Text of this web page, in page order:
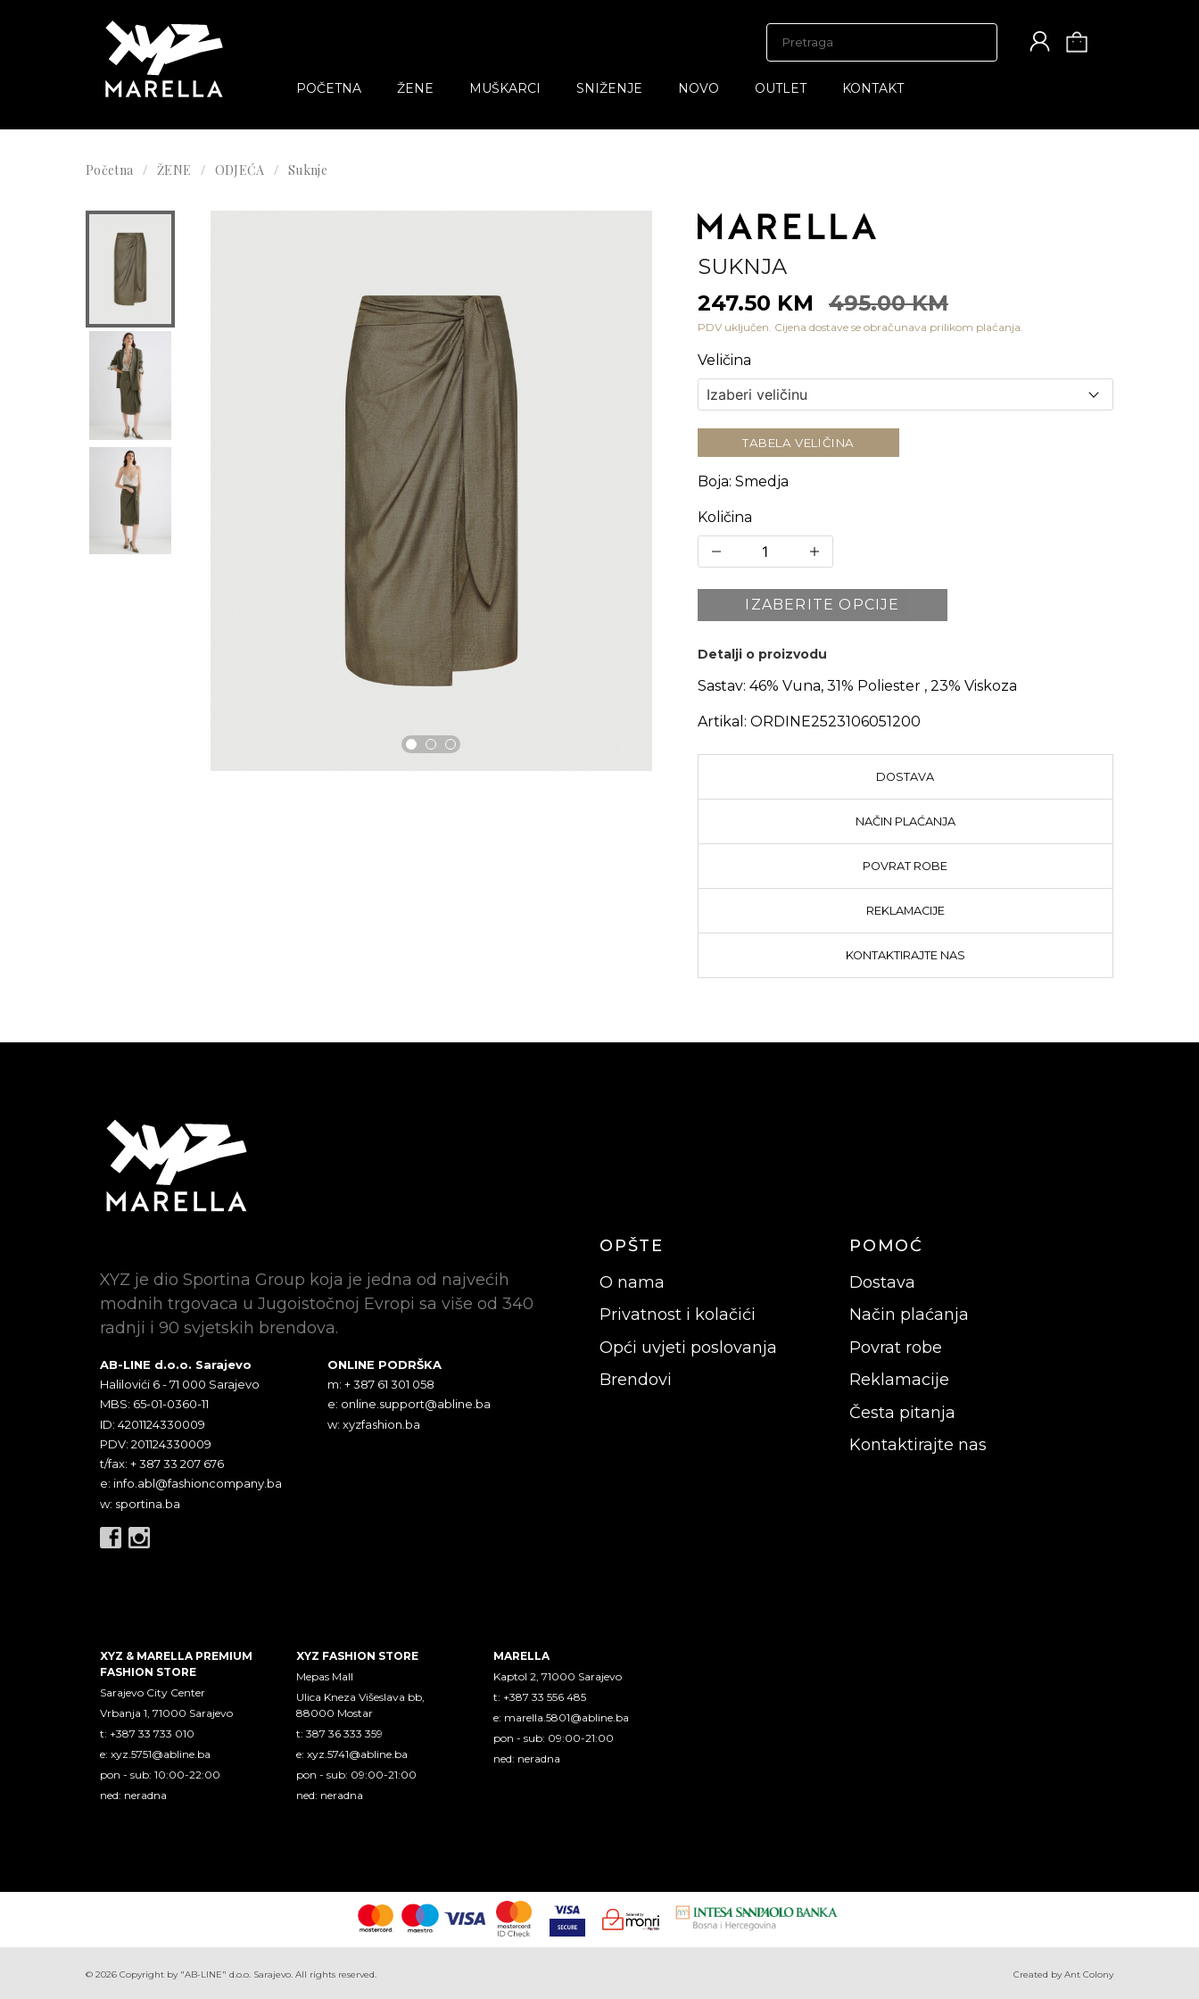
POČETNA ŽENE MUŠKARCI SNIŽENJE NOVO OUTLET KONTAKT
Početna ŽENE ODJEĆA Suknje
SUKNJA
247.50 KM
495.00 KM
PDV uključen. Cijena dostave se obračunava prilikom plaćanja.
Veličina
TABELA VELIČINA
Boja: Smedja
Količina
IZABERITE OPCIJE
Detalji o proizvodu
Sastav: 46% Vuna, 31% Poliester , 23% Viskoza
Artikal: ORDINE2523106051200
DOSTAVA
NAČIN PLAĆANJA
POVRAT ROBE
REKLAMACIJE
KONTAKTIRAJTE NAS
XYZ je dio Sportina Group koja je jedna od najvećih
modnih trgovaca u Jugoistočnoj Evropi sa više od 340
radnji i 90 svjetskih brendova.
AB-LINE d.o.o. Sarajevo
Halilovići 6 - 71 000 Sarajevo
MBS: 65-01-0360-11
ID: 4201124330009
PDV: 201124330009
t/fax: + 387 33 207 676
e: info.abl@fashioncompany.ba
w: sportina.ba
ONLINE PODRŠKA
m: + 387 61 301 058
e: online.support@abline.ba
w: xyzfashion.ba
OPŠTE
O nama
Privatnost i kolačići
Opći uvjeti poslovanja
Brendovi
POMOĆ
Dostava
Način plaćanja
Povrat robe
Reklamacije
Česta pitanja
Kontaktirajte nas
XYZ & MARELLA PREMIUM
FASHION STORE
Sarajevo City Center
Vrbanja 1, 71000 Sarajevo
t: +387 33 733 010
e: xyz.5751@abline.ba
pon - sub: 10:00-22:00
ned: neradna
XYZ FASHION STORE
Mepas Mall
Ulica Kneza Višeslava bb,
88000 Mostar
t: 387 36 333 359
e:xyz.5741@abline.ba
pon - sub: 09:00-21:00
ned: neradna
MARELLA
Kaptol 2, 71000 Sarajevo
t: +387 33 556 485
e: marella.5801@abline.ba
pon - sub: 09:00-21:00
ned: neradna
© 2026 Copyright by "AB-LINE" d.o.o. Sarajevo. All rights reserved. Created by Ant Colony